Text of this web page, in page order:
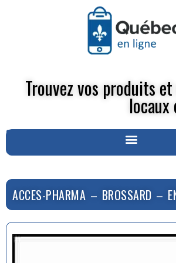
Trouvez vos produits
ACCES-PHARMA – BROSSARD –